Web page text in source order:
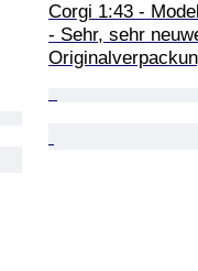
Corgi 1:43 -
- Sehr, sehr